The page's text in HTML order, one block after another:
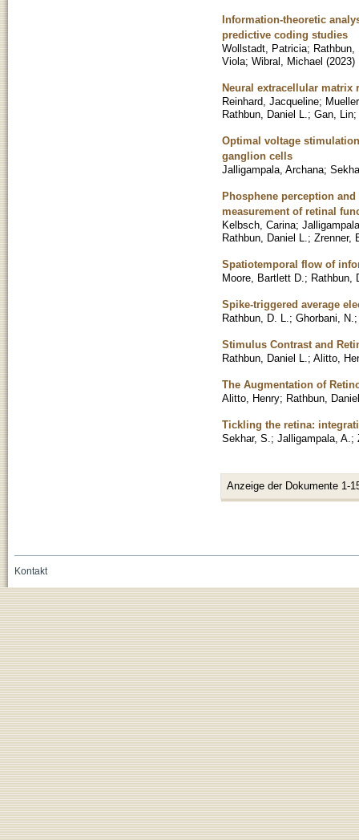
Information-theoretic
predictive coding studies
Wollstadt, Patricia; Rathbun,
Viola; Wibral, Michael (2023)
Neural extracellular matrix
Reinhard, Jacqueline;
Rathbun, Daniel L. ; Gan, Lin;
Optimal voltage
ganglion cells
Jalligampala, Archana;
Phosphene perception
measurement of retinal
Kelbsch, Carina;
Rathbun, Daniel L. ; Zrenner,
Spatiotemporal flow of
Moore, Bartlett D. ; Rathbun,
Spike-triggered average
Rathbun, D. L. ; Ghorbani, N.
Stimulus Contrast and
Rathbun, Daniel L. ; Alitto,
The Augmentation of
Alitto, Henry; Rathbun,
Tickling the retina:
Sekhar, S. ; Jalligampala, A. ;
Anzeige der Dokumente 1-
Kontakt